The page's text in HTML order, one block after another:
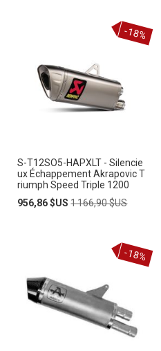
S-T12SO5-HAPXLT - Silencie
ux Échappement Akrapovic T
riumph Speed Triple 1200
Prix
956,86 $US Prix
1 166,90 $US
-18%
-18%